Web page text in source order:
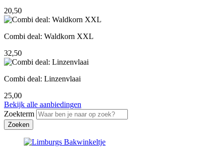
20,50
Combi deal: Waldkorn XXL
32,50
Combi deal: Linzenvlaai
25,00
Bekijk alle aanbiedingen
Zoekterm